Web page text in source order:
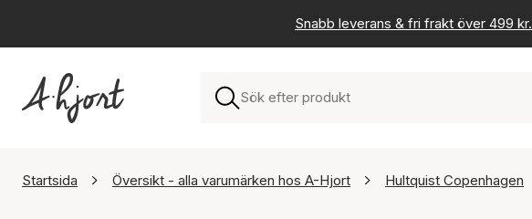
Snabb leverans & fri frakt över 499 kr.
Startsida Översikt - alla varumärken hos A-Hjort Hultquist Copenhagen